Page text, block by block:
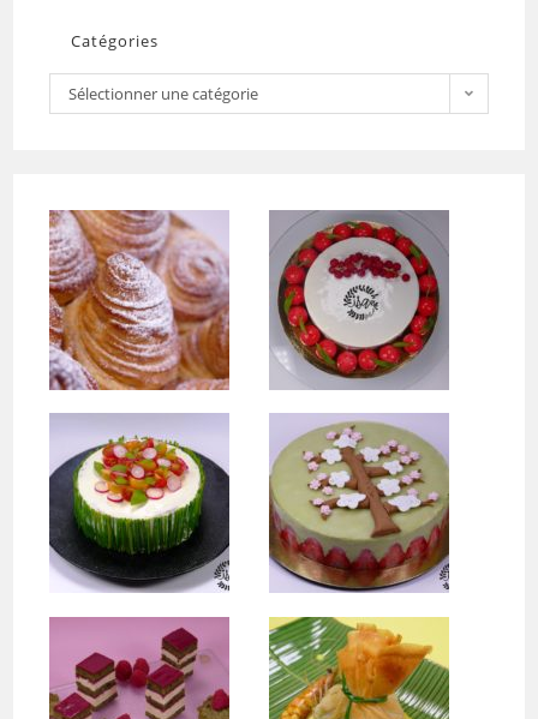
Catégories
Sélectionner une catégorie